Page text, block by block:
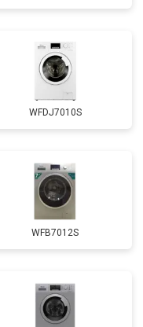
от 2800 ₽ Заказать
от 3800 ₽ Заказать
от 2200 ₽ Заказать
от 2300 ₽ Заказать
от 3600 ₽ Заказать
от 3350 ₽ Заказать
от 3450 ₽
WFDJ7010S
WFB7012S